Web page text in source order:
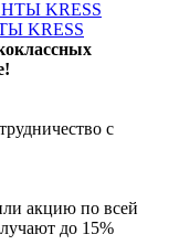
KRESS
с
акцию по всей
до 15%